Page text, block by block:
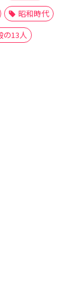
昭和時代
の13人